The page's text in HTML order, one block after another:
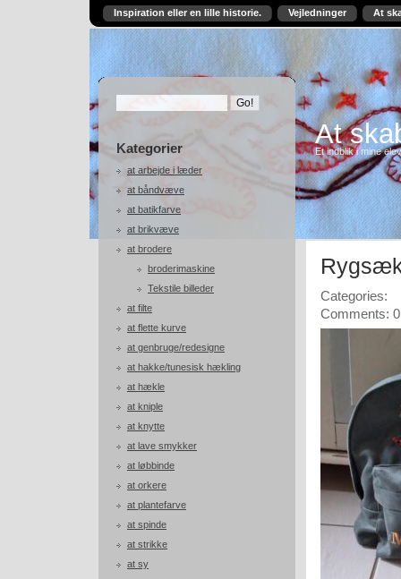
Inspiration eller en lille historie. Vejledninger At
Kategorier
at arbejde i læder
at båndvæve
at batikfarve
at brikvæve
at brodere
broderimaskine
Tekstile billeder
at filte
at flette kurve
at genbruge/redesigne
at hakke/tunesisk hækling
at hækle
at kniple
at knytte
at lave smykker
at løbbinde
at orkere
at plantefarve
at spinde
at strikke
at sy
At
Et indblik i mine
Categories:
Comments: 0